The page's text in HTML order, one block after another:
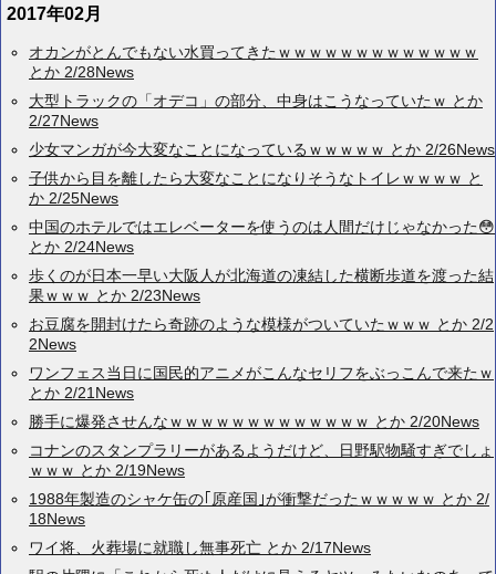
2017年02月
オカンがとんでもない水買ってきたｗｗｗｗｗｗｗｗｗｗｗｗｗ
とか 2/28News
大型トラックの「オデコ」の部分、中身はこうなっていたｗ とか
2/27News
少女マンガが今大変なことになっているｗｗｗｗｗ とか 2/26News
子供から目を離したら大変なことになりそうなトイレｗｗｗｗ と
か 2/25News
中国のホテルではエレベーターを使うのは人間だけじゃなかった😳
とか 2/24News
歩くのが日本一早い大阪人が北海道の凍結した横断歩道を渡った結
果ｗｗｗ とか 2/23News
お豆腐を開封けたら奇跡のような模様がついていたｗｗｗ とか 2/2
2News
ワンフェス当日に国民的アニメがこんなセリフをぶっこんで来たｗ
とか 2/21News
勝手に爆発させんなｗｗｗｗｗｗｗｗｗｗｗｗｗ とか 2/20News
コナンのスタンプラリーがあるようだけど、日野駅物騒すぎでしょ
ｗｗｗ とか 2/19News
1988年製造のシャケ缶の｢原産国｣が衝撃だったｗｗｗｗｗ とか 2/
18News
ワイ将、火葬場に就職し無事死亡 とか 2/17News